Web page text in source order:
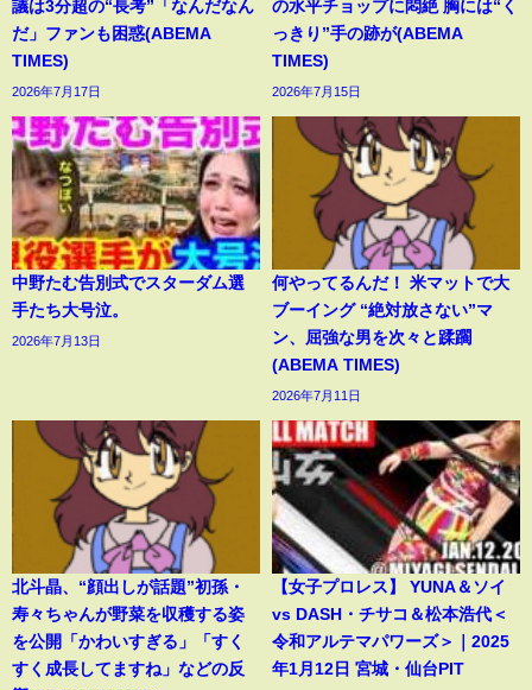
議は3分超の“長考”「なんだなん
だ」ファンも困惑(ABEMA
TIMES)
2026年7月17日
の水平チョップに悶絶 胸には“く
っきり”手の跡が(ABEMA
TIMES)
2026年7月15日
中野たむ告別式でスターダム選
手たち大号泣。
2026年7月13日
何やってるんだ！ 米マットで大
ブーイング “絶対放さない”マ
ン、屈強な男を次々と蹂躙
(ABEMA TIMES)
2026年7月11日
北斗晶、“顔出しが話題”初孫・
寿々ちゃんが野菜を収穫する姿
を公開「かわいすぎる」「すく
すく成長してますね」などの反
【女子プロレス】 YUNA＆ソイ
vs DASH・チサコ＆松本浩代＜
令和アルテマパワーズ＞｜2025
年1月12日 宮城・仙台PIT